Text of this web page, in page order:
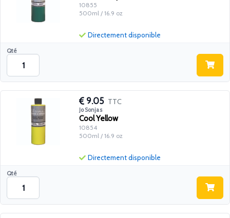
10855
500ml / 16.9 oz
Qté
Directement disponible
9.05 TTC
Jo Sonjas
Cool Yellow
10854
500ml / 16.9 oz
Qté
Directement disponible